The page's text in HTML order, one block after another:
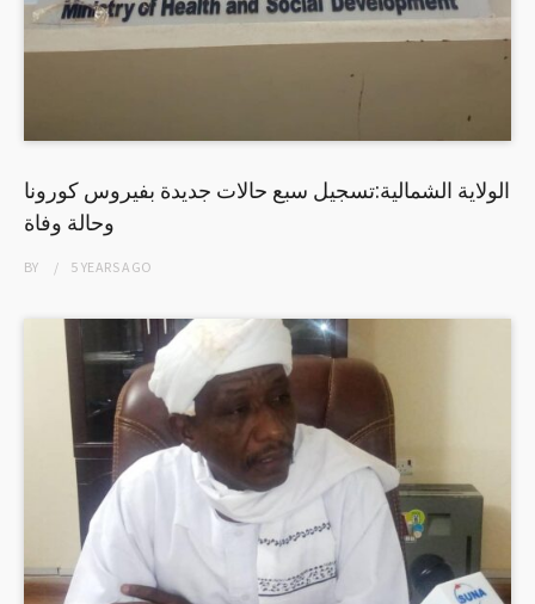
الولاية الشمالية:تسجيل سبع حالات جديدة بفيروس كورونا
وحالة وفاة
BY 5 YEARSAGO